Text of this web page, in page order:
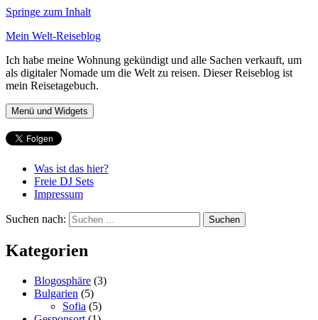
Springe zum Inhalt
Mein Welt-Reiseblog
Ich habe meine Wohnung gekündigt und alle Sachen verkauft, um
als digitaler Nomade um die Welt zu reisen. Dieser Reiseblog ist
mein Reisetagebuch.
Menü und Widgets
Was ist das hier?
Freie DJ Sets
Impressum
Suchen nach:
Kategorien
Blogosphäre (3)
Bulgarien (5)
Sofia (5)